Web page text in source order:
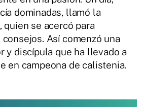
dominadas, llamó la
quien se acercó para
Así comenzó una
y discípula que ha llevado a
en campeona de calistenia.